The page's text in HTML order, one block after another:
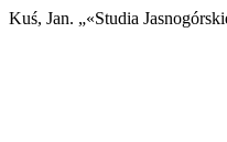
Kuś, Jan. „«Studia